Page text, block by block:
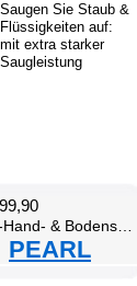
Sau­gen Sie Staub &
Flüs­sig­kei­ten auf:
mit ex­tra star­ker
Saugleis­tung
zum Nass- und Tro­ckensau­gen
PEARL